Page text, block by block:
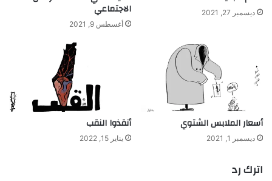
ديسمبر 27, 2021 الاجتماعي
أغسطس 9, 2021
أسعار الملابس الشتوي
ديسمبر 1, 2021
أنقذوا النقب
يناير 15, 2022
اترك رد